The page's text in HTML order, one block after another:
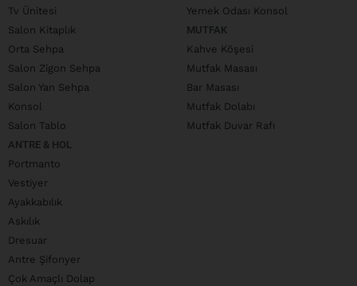
Tv Ünitesi
Salon Kitaplık
Orta Sehpa
Salon Zigon Sehpa
Salon Yan Sehpa
Konsol
Salon Tablo
ANTRE & HOL
Portmanto
Vestiyer
Ayakkabılık
Askılık
Dresuar
Antre Şifonyer
Çok Amaçlı Dolap
Yemek Odası Konsol
MUTFAK
Kahve Köşesi
Mutfak Masası
Bar Masası
Mutfak Dolabı
Mutfak Duvar Rafı